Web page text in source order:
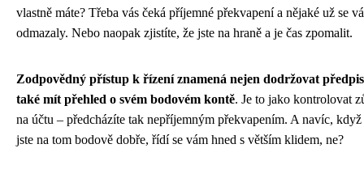
vlastně máte? Třeba vás čeká příjemné překvapení a nějaké už se
odmazaly. Nebo naopak zjistíte, že jste na hraně a je čas zpomalit.
Zodpovědný přístup k řízení znamená nejen dodržovat
také mít přehled o svém bodovém kontě. Je to jako kontrolovat
na účtu – předcházíte tak nepříjemným překvapením. A navíc,
jste na tom bodově dobře, řídí se vám hned s větším klidem, ne?